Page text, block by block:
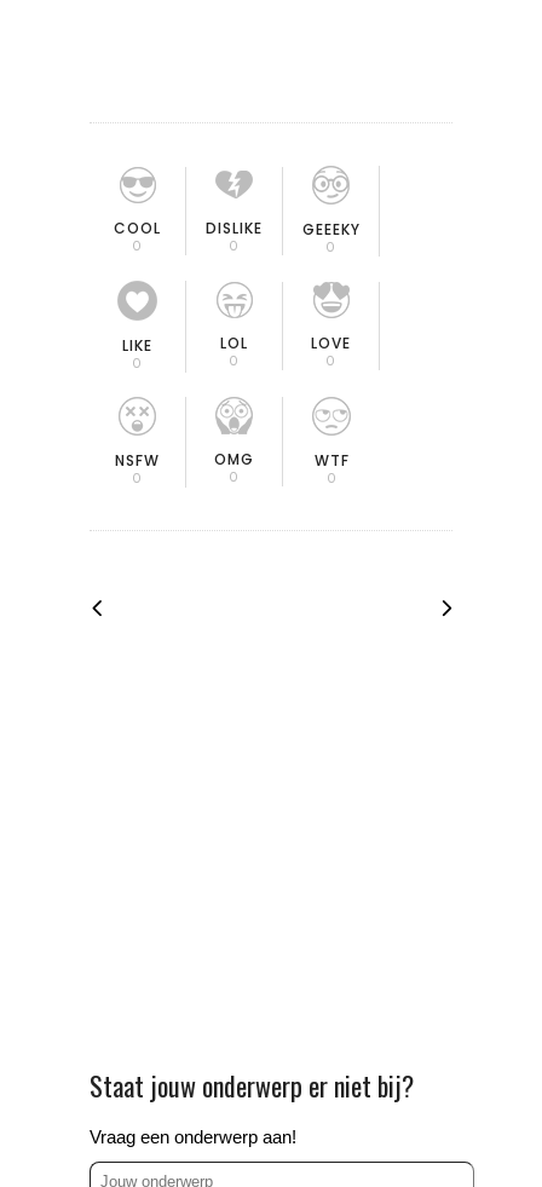
COOL
0
DISLIKE
0
GEEEKY
0
LIKE
0
LOL
0
LOVE
0
NSFW
0
OMG
0
WTF
0
Staat jouw onderwerp er niet bij?
Vraag een onderwerp aan!